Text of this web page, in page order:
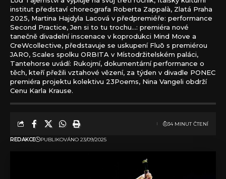
institut představí choreografa Roberta Zappalà, Zlatá Praha
2025, Martina Hajdyla Lacová v předpremiéře: performance
Second Practice, Jen si to tu trochu…: premiéra nové
tanečně divadelní inscenace v koprodukci Mind Move a
CreWcollective, představuje se uskupení Fluō s premiérou
JARO, Scales spolku ORBITA v Místodržitelském paláci,
Tantehorse uvádí: Rukojmí, dokumentární performance o
těch, kteří přežili vztahové vězení, za týden v divadle PONEC
premiéra projektu kolektivu 23Poems, Nina Vangeli obdrží
Cenu Karla Krause.
REDAKCE PUBLIKOVÁNO 23/09/2025
34 MINUT ČTENÍ